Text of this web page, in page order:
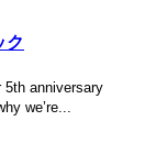
ク
5th anniversary
we’re...